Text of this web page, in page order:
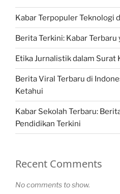
Kabar Terpopuler Teknologi
Berita Terkini: Kabar
Etika Jurnalistik dalam Surat
Berita Viral Terbaru di
Ketahui
Kabar Sekolah Terbaru:
Pendidikan Terkini
Recent Comments
No comments to show.